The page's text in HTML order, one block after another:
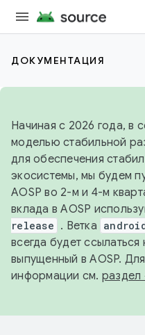
ДОКУМЕНТАЦИЯ
Начиная с 2026 года, в
моделью стабильной
для обеспечения
экосистемы, мы будем
AOSP во 2-м и 4-м
вклада в AOSP
release . Ветка
всегда будет
выпущенный в AOSP.
информации см. раздел